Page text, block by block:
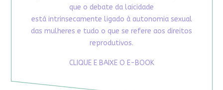
que o debate da laicidade
está intrinsecamente ligado à autonomia sexual
das mulheres e tudo o que se refere aos direitos
reprodutivos.
CLIQUE E BAIXE O E-BOOK